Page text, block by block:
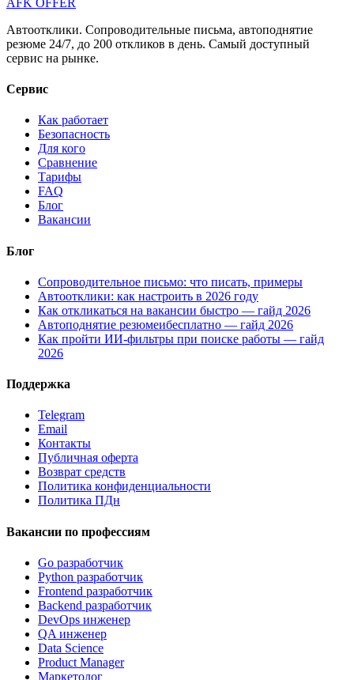
Автоотклики. Сопроводительные письма, автоподнятие
резюме 24/7, до 200 откликов в день. Самый доступный
сервис на рынке.
Сервис
Как работает
Безопасность
Для кого
Сравнение
Тарифы
FAQ
Блог
Вакансии
Блог
Сопроводительное письмо: что писать, примеры
Автоотклики: как настроить в 2026 году
Как откликаться на вакансии быстро — гайд 2026
Автоподнятие резюмеибесплатно — гайд 2026
Как пройти ИИ-фильтры при поиске работы — гайд
2026
Поддержка
Telegram
Email
Контакты
Публичная оферта
Возврат средств
Политика конфиденциальности
Политика ПДн
Вакансии по профессиям
Go разработчик
Python разработчик
Frontend разработчик
Backend разработчик
DevOps инженер
QA инженер
Data Science
Product Manager
Маркетолог